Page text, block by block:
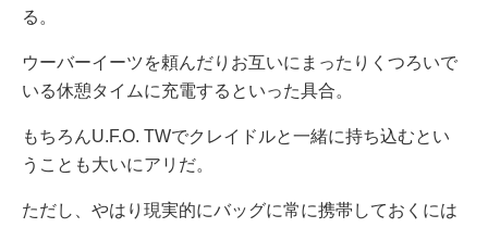
る。
ウーバーイーツを頼んだりお互いにまったりくつろいで
いる休憩タイムに充電するといった具合。
もちろんU.F.O. TWでクレイドルと一緒に持ち込むとい
うことも大いにアリだ。
ただし、やはり現実的にバッグに常に携帯しておくには